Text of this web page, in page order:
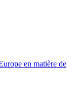
en matière de